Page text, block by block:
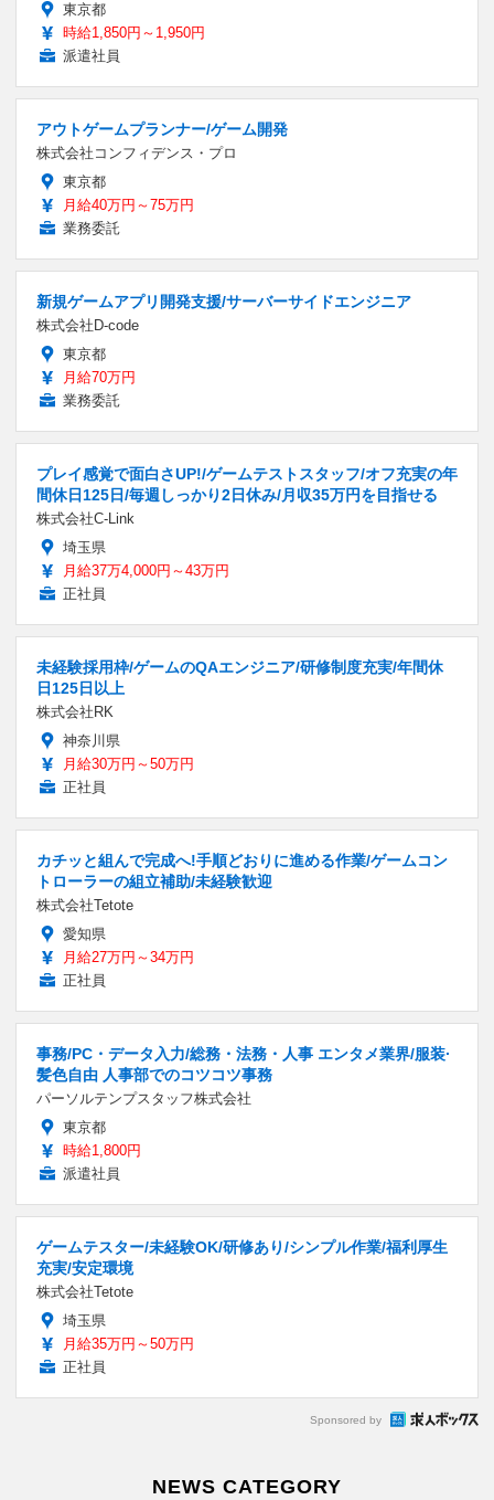
東京都
時給1,850円～1,950円
派遣社員
アウトゲームプランナー/ゲーム開発
株式会社コンフィデンス・プロ
東京都
月給40万円～75万円
業務委託
新規ゲームアプリ開発支援/サーバーサイドエンジニア
株式会社D-code
東京都
月給70万円
業務委託
プレイ感覚で面白さUP!/ゲームテストスタッフ/オフ充実の年
間休日125日/毎週しっかり2日休み/月収35万円を目指せる
株式会社C-Link
埼玉県
月給37万4,000円～43万円
正社員
未経験採用枠/ゲームのQAエンジニア/研修制度充実/年間休
日125日以上
株式会社RK
神奈川県
月給30万円～50万円
正社員
カチッと組んで完成へ!手順どおりに進める作業/ゲームコン
トローラーの組立補助/未経験歓迎
株式会社Tetote
愛知県
月給27万円～34万円
正社員
事務/PC・データ入力/総務・法務・人事 エンタメ業界/服装·
髪色自由 人事部でのコツコツ事務
パーソルテンプスタッフ株式会社
東京都
時給1,800円
派遣社員
ゲームテスター/未経験OK/研修あり/シンプル作業/福利厚生
充実/安定環境
株式会社Tetote
埼玉県
月給35万円～50万円
正社員
Sponsored by
NEWS CATEGORY